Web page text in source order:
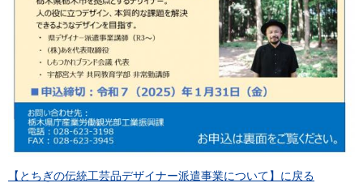
【とちぎの伝統工芸品デザイナー派遣事業について】に戻る